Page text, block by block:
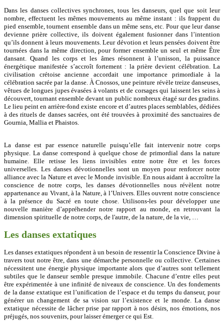
Dans les danses collectives synchrones, tous les danseurs, quel que soit leur
nombre, effectuent les mêmes mouvements au même instant : ils frappent du
pied ensemble, tournent ensemble dans un même sens, etc. Pour que leur danse
devienne prière collective, ils doivent également fusionner dans l’intention
qu’ils donnent à leurs mouvements. Leur dévotion et leurs pensées doivent être
tournées dans la même direction, pour former ensemble un seul et même Être
dansant. Quand les corps et les âmes résonnent à l’unisson, la puissance
énergétique manifestée s’accroît fortement : la prière devient célébration. La
civilisation crétoise ancienne accordait une importance primordiale à la
célébration sacrée par la danse. À Cnossos, une peinture révèle treize danseuses,
vêtues de longues jupes évasées à volants et de corsages qui laissent les seins à
découvert, tournant ensemble devant un public nombreux étagé sur des gradins.
Le lieu peint en arrière-fond existe encore et d’autres places semblables, dédiées
à des rituels de danses sacrées, ont été trouvées à proximité des sanctuaires de
Gournia, Mallia et Phaistos.
La danse est par essence naturelle puisqu’elle fait intervenir notre corps
physique. La danse correspond à quelque chose de primordial dans la nature
humaine. Elle retisse les liens invisibles entre notre être et les forces
universelles. Les danses dévotionnelles sont un moyen pour renforcer notre
alliance avec la Nature et avec le Monde invisible. En nous aidant à accroître la
conscience de notre corps, les danses dévotionnelles nous révèlent notre
appartenance au Vivant, à la Nature, à l’Univers. Elles ouvrent notre conscience
à la présence du Sacré en toute chose. Utilisons-les pour développer une
nouvelle manière d’appréhender notre rapport au monde, en retrouvant la
dimension spirituelle de notre corps, de l'autre, de la nature, de la vie, …
Les danses extatiques
Les danses extatiques répondent à un besoin de ressentir la Conscience Divine à
travers tout notre être, dans une démarche personnelle ou collective. Certaines
nécessitent une énergie physique importante alors que d’autres sont tellement
subtiles que le danseur semble presque immobile. Chacune d’entre elles peut
être expérimentée à une infinité de niveaux de conscience. Un des fondements
de la danse extatique est l’unification de l’espace et du temps du danseur, pour
générer un changement de sa vision sur l’existence et le monde. La danse
extatique nécessite de lâcher prise par rapport à nos désirs, nos émotions, nos
préjugés, nos souvenirs, pour laisser émerger ce qui Est.